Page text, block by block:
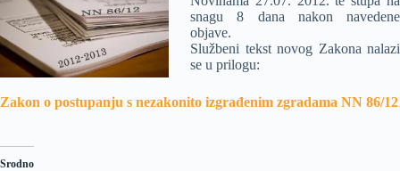
snagu 8 dana nakon navedene
objave.
Službeni tekst novog Zakona nalazi
se u prilogu:
Zakon o postupanju s nezakonito izgrađenim zgradama NN 86/12
Srodno